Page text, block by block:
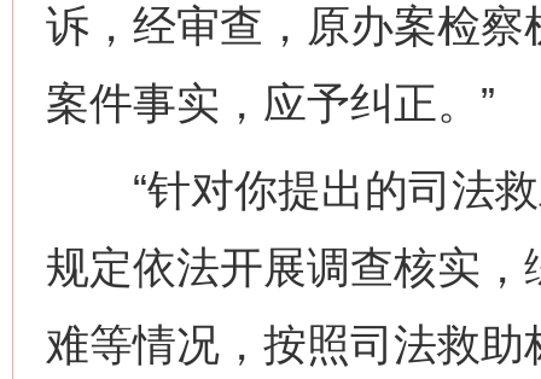
诉，经审查，原办案检
案件事实，应予纠正。”
“针对你提出的司法救
规定依法开展调查核实
难等情况，按照司法救